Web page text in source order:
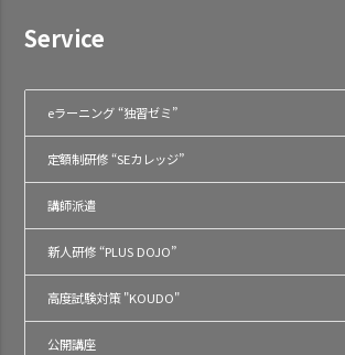
Service
eラーニング “独習ゼミ”
定額制研修 “SEカレッジ”
講師派遣
新人研修 “PLUS DOJO”
高度試験対策 "KOUDO"
公開講座